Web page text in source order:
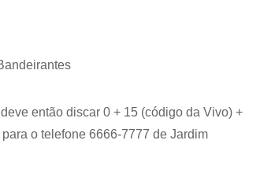
então discar 0 + 15 (código da Vivo) +
o telefone 6666-7777 de Jardim